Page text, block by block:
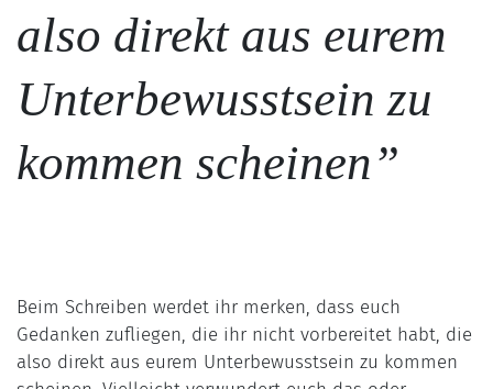
also direkt aus eurem
Unterbewusstsein zu
kommen scheinen”
Beim Schreiben werdet ihr merken, dass euch
Gedanken zufliegen, die ihr nicht vorbereitet habt, die
also direkt aus eurem Unterbewusstsein zu kommen